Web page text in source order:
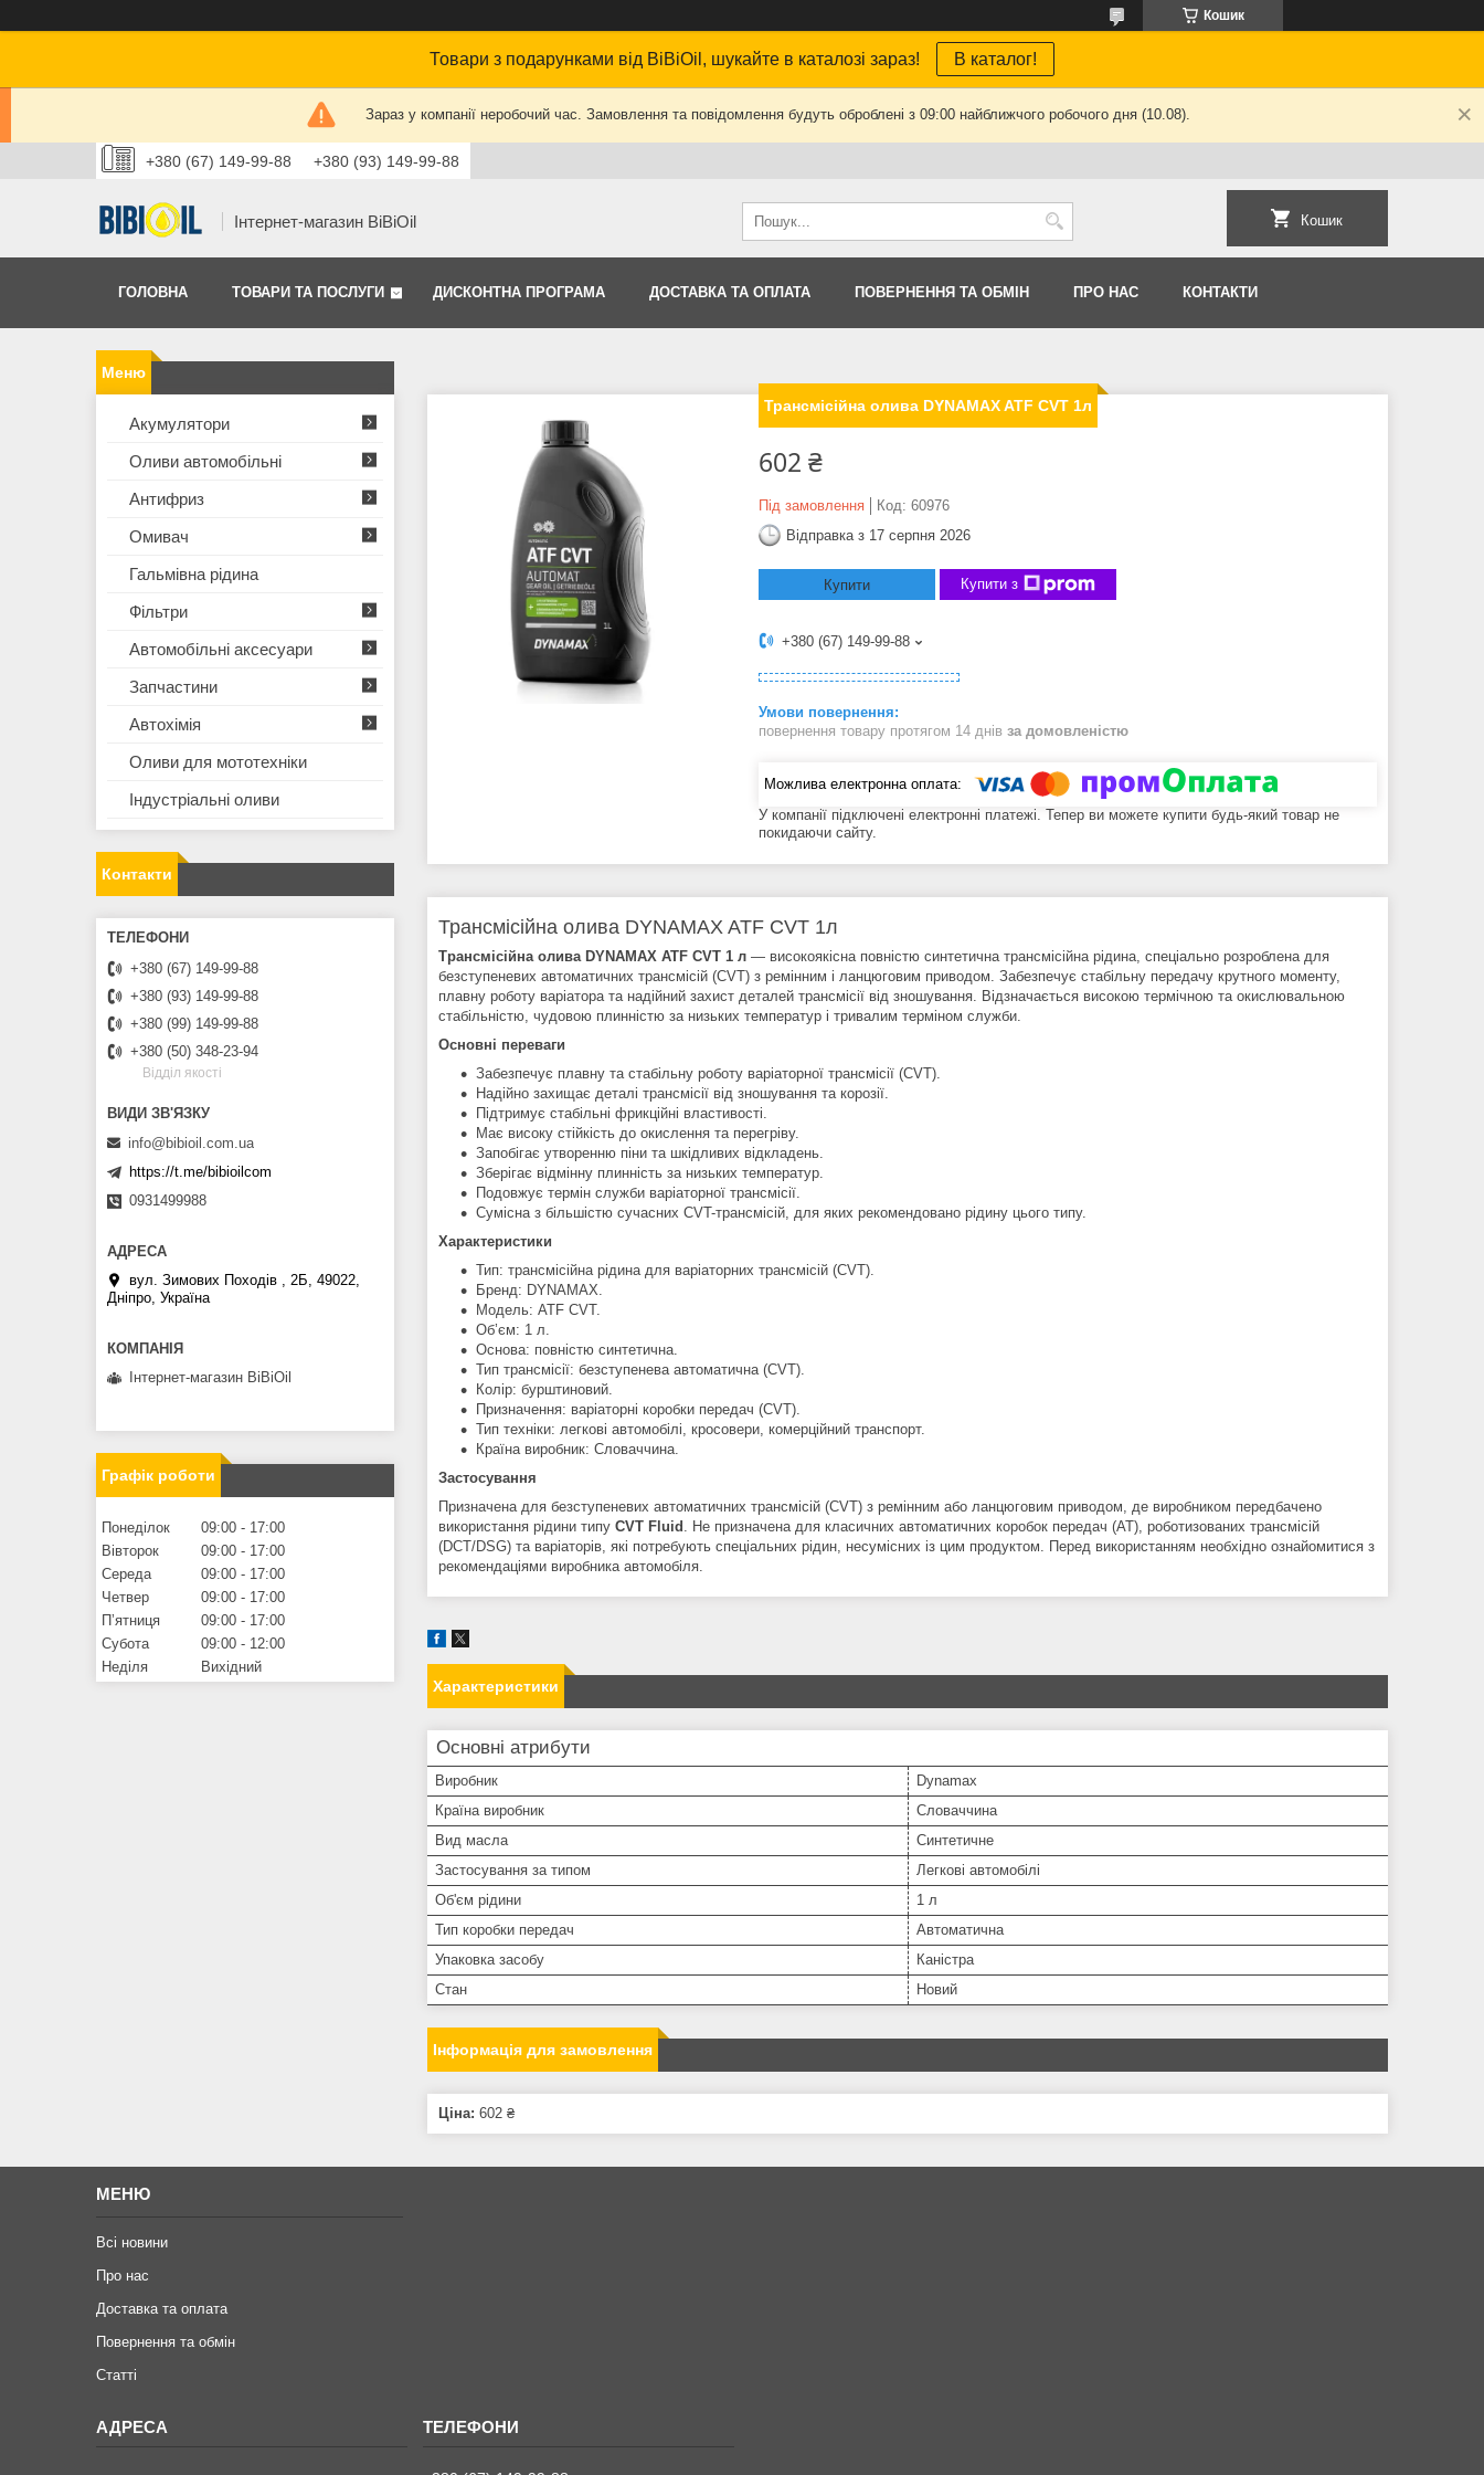
Кошик
Товари з подарунками від BiBiOil, шукайте в каталозі зараз! В каталог!
Зараз у компанії неробочий час. Замовлення та повідомлення будуть оброблені з 09:00 найближчого робочого дня (10.08).
+380 (67) 149-99-88 +380 (93) 149-99-88
Інтернет-магазин BiBiOil Кошик
ГОЛОВНА ТОВАРИ ТА ПОСЛУГИ ДИСКОНТНА ПРОГРАМА ДОСТАВКА ТА ОПЛАТА ПОВЕРНЕННЯ ТА ОБМIН ПРО НАС КОНТАКТИ
Трансмісійна олива DYNAMAX ATF CVT 1л
602 ₴
Під замовлення Код: 60976
Відправка з 17 серпня 2026
Купити Купити з
+380 (67) 149-99-88
повернення товару протягом 14 днів за домовленістю
У компанії підключені електронні платежі. Тепер ви можете купити будь-який товар не
покидаючи сайту.
Трансмісійна олива DYNAMAX ATF CVT 1л
Трансмісійна олива DYNAMAX ATF CVT 1 л — високоякісна повністю синтетична трансмісійна рідина, спеціально розроблена для
безступеневих автоматичних трансмісій (CVT) з ремінним і ланцюговим приводом. Забезпечує стабільну передачу крутного моменту,
плавну роботу варіатора та надійний захист деталей трансмісії від зношування. Відзначається високою термічною та окислювальною
стабільністю, чудовою плинністю за низьких температур і тривалим терміном служби.
Основні переваги
Забезпечує плавну та стабільну роботу варіаторної трансмісії (CVT).
Надійно захищає деталі трансмісії від зношування та корозії.
Підтримує стабільні фрикційні властивості.
Має високу стійкість до окислення та перегріву.
Запобігає утворенню піни та шкідливих відкладень.
Зберігає відмінну плинність за низьких температур.
Подовжує термін служби варіаторної трансмісії.
Сумісна з більшістю сучасних CVT-трансмісій, для яких рекомендовано рідину цього типу.
Характеристики
Тип: трансмісійна рідина для варіаторних трансмісій (CVT).
Бренд: DYNAMAX.
Модель: ATF CVT.
Об’єм: 1 л.
Основа: повністю синтетична.
Тип трансмісії: безступенева автоматична (CVT).
Колір: бурштиновий.
Призначення: варіаторні коробки передач (CVT).
Тип техніки: легкові автомобілі, кросовери, комерційний транспорт.
Країна виробник: Словаччина.
Застосування
Призначена для безступеневих автоматичних трансмісій (CVT) з ремінним або ланцюговим приводом, де виробником передбачено
використання рідини типу CVT Fluid . Не призначена для класичних автоматичних коробок передач (AT), роботизованих трансмісій
(DCT/DSG) та варіаторів, які потребують спеціальних рідин, несумісних із цим продуктом. Перед використанням необхідно ознайомитися з
рекомендаціями виробника автомобіля.
Характеристики
Основні атрибути
Виробник
Dynamax
Країна виробник
Словаччина
Вид масла
Синтетичне
Застосування за типом
Легкові автомобілі
Об'єм рідини
1 л
Тип коробки передач
Автоматична
Упаковка засобу
Каністра
Стан
Новий
Інформація для замовлення
Ціна: 602 ₴
Акумулятори
Оливи автомобільні
Антифриз
Омивач
Гальмівна рідина
Фільтри
Автомобільні аксесуари
Запчастини
Автохімія
Оливи для мототехнiки
Iндустрiальнi оливи
Контакти
+380 (67) 149-99-88
+380 (93) 149-99-88
+380 (99) 149-99-88
+380 (50) 348-23-94
Вiддiл якостi
info@bibioil.com.ua
https://t.me/bibioilcom
0931499988
вул. Зимових Походiв , 2Б, 49022,
Дніпро, Україна
Інтернет-магазин BiBiOil
Графік роботи
Понеділок 09:00
17:00
Вівторок
09:00
17:00
Середа
09:00
17:00
Четвер
09:00
17:00
Пʼятниця
09:00
17:00
Субота
09:00
12:00
Неділя
Вихідний
МЕНЮ
Всі новини
Про нас
Доставка та оплата
Повернення та обмiн
Статтi